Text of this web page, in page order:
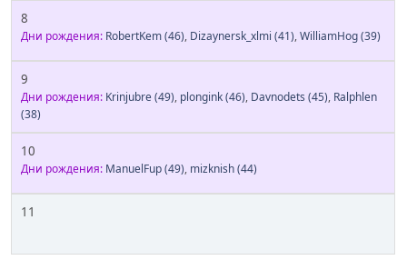
8
Дни рождения: RobertKem(46), Dizaynersk_xlmi (41),WilliamHog(39)
9
Дни рождения: Krinjubre(49), plongink(46), Davnodets (45), Ralphlen
(38)
10
Дни рождения: ManuelFup(49), mizknish(44)
11